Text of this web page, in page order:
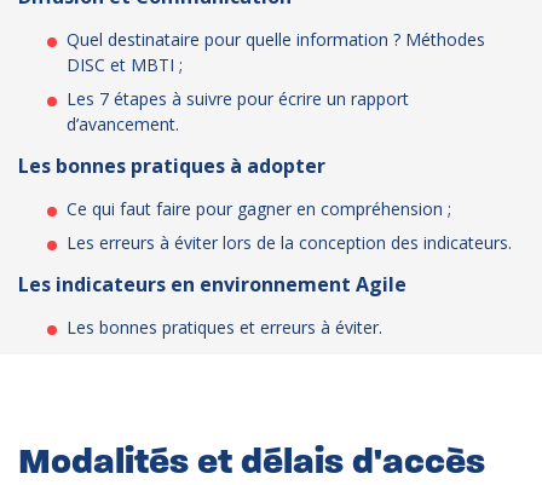
Quel destinataire pour quelle information ? Méthodes
DISC et MBTI ;
Les 7 étapes à suivre pour écrire un rapport
d’avancement.
Les bonnes pratiques à adopter
Ce qui faut faire pour gagner en compréhension ;
Les erreurs à éviter lors de la conception des indicateurs.
Les indicateurs en environnement Agile
Les bonnes pratiques et erreurs à éviter.
Modalités et délais d'accès